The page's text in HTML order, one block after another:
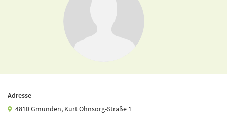
Adresse
4810 Gmunden, Kurt Ohnsorg-Straße 1